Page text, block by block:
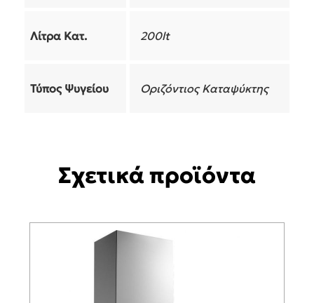
Λίτρα Κατ. 200lt
Τύπος Ψυγείου Οριζόντιος Καταψύκτης
Σχετικά προϊόντα